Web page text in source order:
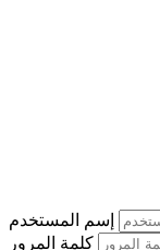
إسم المستخدم
كلمة المرور